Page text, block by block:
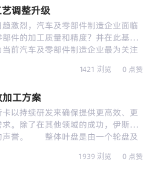
一个商业合同。 被用来执行钛合
&Rein CNC 铣床。虽然它远非
有公司能比得上它每个主轴的单位
转速时提供高功率。 从一个获得
和切削力)开始，包含英国的 David
家组成的山高刀具团队着手通过对切
“一个稳定、可重复的工艺”的进展
(R220.69 Power Turbo)和装有
，它是基于硬质合金材质等级
这个粗加工要从零件表面去除大约
的‘目标’成本，”Spiers 说。“如
在首次切削试验后我们所处的比值
销产品之一。 ＂Eco-nomical＂
在某些时候，即使最畅销的产品也
包括与使用的材料有关。这些材料
轴和凸轮轴的抗拉强度不断地增
温材料的应用而言，攻丝越来越具
以来，‘Eco’（现在是‘Eco
，最佳的性价比。这是一款优秀的刀
Mager说。 材料创新带来的挑战
情--稳定性。攻丝是工件的最后加
说，引起的损失无法估量。最理想
，整个零件报废。由于存在这类风
调整升级
激烈，汽车及零部件制造企业面临
件的加工质量和精度？并在此基础
前汽车及零部件制造企业最为关注
编者按 江淮汽车是国产品牌中的
、集成中冷器式塑料进气歧管和油
进技术于一身，具备高功率、高品
，它的待速油耗最高可降低30%以
美融合。满足节拍与效率要求图1.
起步更迅捷，动力也更充沛。平常
1421 浏览 0 点赞
工方案
以持续研发来确保提供更高效、更
。除了在其他领域的成功，伊斯卡
声誉。 整体叶盘是由一个轮盘及
市场后，整体叶盘越来越受市场欢
1939 浏览 0 点赞